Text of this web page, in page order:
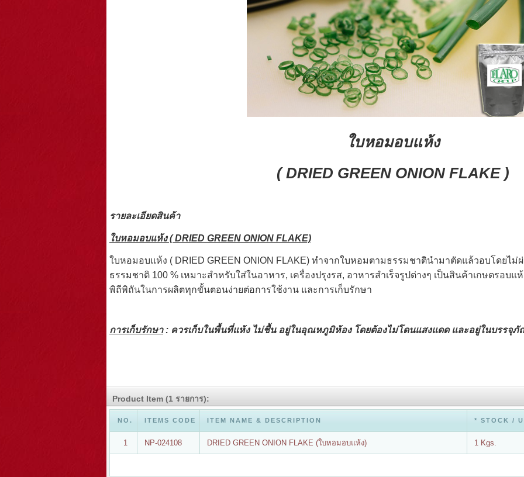
ใบหอมอบแห้ง
( DRIED GREEN ONION FLAKE )
รายละเอียดสินค้า
ใบหอมอบแห้ง (DRIED GREEN ONION FLAKE)
ใบหอมอบแห้ง ( DRIED GREEN ONION FLAKE) ทำจากใบหอมตามธรรมชาตินำมาตัดแล้วอบโดยไ
ธรรมชาติ 100 % เหมาะสำหรับใส่ในอาหาร, เครื่องปรุงรส, อาหารสำเร็จรูปต่างๆ เป็นสินค้าเกษตรอบ
พิถีพิถันในการผลิตทุกขั้นตอนง่ายต่อการใช้งาน และการเก็บรักษา
การเก็บรักษา: ควรเก็บในพื้นที่แห้ง ไม่ชื้น อยู่ในอุณหภูมิห้อง โดยต้องไม่โดนแสงแดด และอยู่ในบรรจุ
Product Item (1 รายการ):
NO. ITEMS CODE ITEM NAME & DESCRIPTION * STOCK /
1 NP-024108 DRIED GREEN ONION FLAKE (ใบหอมอบแห้ง) 1 Kgs.